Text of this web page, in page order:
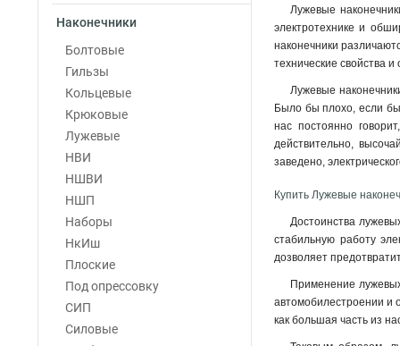
Наконечники
Болтовые
Гильзы
Кольцевые
Крюковые
Лужевые
НВИ
НШВИ
НШП
Наборы
НкИш
Плоские
Под опрессовку
СИП
Силовые
4–6–3мм 1
4–5–3мм 1
4–4–3мм 1
2,5–6–2,6мм 1
2,5–5–2,6мм 1
2,5–4–2,6мм 1
240-24мм
120-17мм 1
95-15мм 1
70-13мм 1
50-11мм 1
35-10мм 1
35-9мм 1
25-8мм
Лужевые
электротехнике и
наконечники
технические свойства
Лужевые
Было бы плохо, если бы
нас постоянно
действительно,
заведено,
Купить Лужевые
Достоинства
стабильную работу
дозволяет
Применение
автомобилестроении и
как большая часть из